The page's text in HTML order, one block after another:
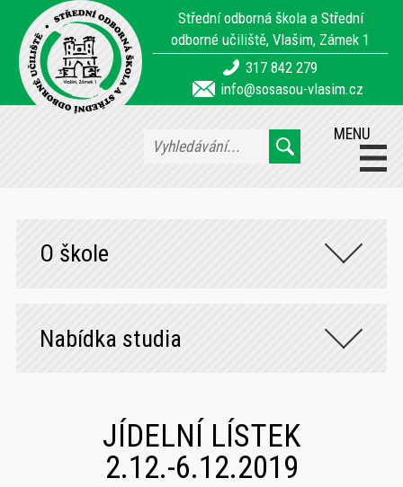
Střední odborná škola a Střední
odborné učiliště, Vlašim, Zámek 1
317 842 279
info@sosasou-vlasim.cz
MENU
O škole
Nabídka studia
JÍDELNÍ LÍSTEK
2.12.-6.12.2019